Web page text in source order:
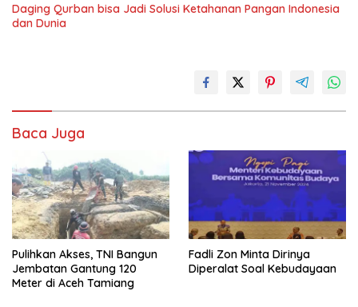
Daging Qurban bisa Jadi Solusi Ketahanan Pangan Indonesia
dan Dunia
Baca Juga
Pulihkan Akses, TNI Bangun
Jembatan Gantung 120
Meter di Aceh Tamiang
Fadli Zon Minta Dirinya
Diperalat Soal Kebudayaan